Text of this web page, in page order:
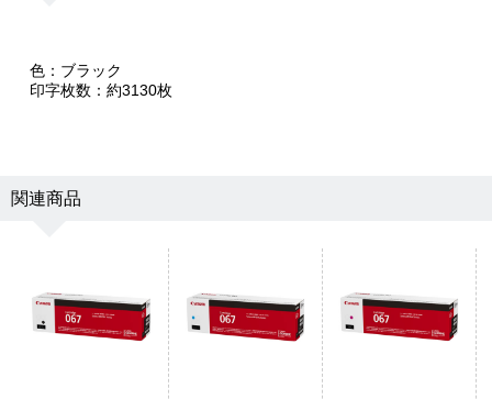
色：ブラック
印字枚数：約3130枚
関連商品